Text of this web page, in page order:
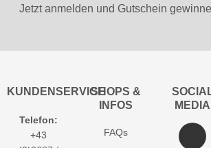
Jetzt anmelden und Gutschein
KUNDENSERVICE
Telefon:
+43
SHOPS &
INFOS
FAQs
MEDIA